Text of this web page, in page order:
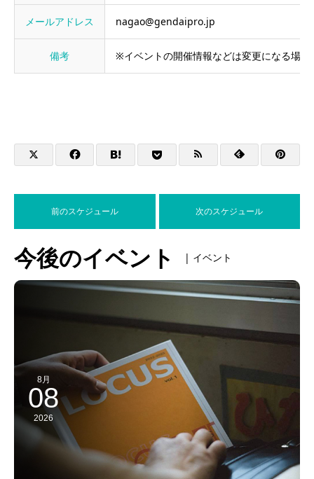
メールアドレス nagao@gendaipro.jp
備考 ※イベントの開催情報などは変更になる場
前のスケジュール 次のスケジュール
今後のイベント | イベント
8月
08
2026